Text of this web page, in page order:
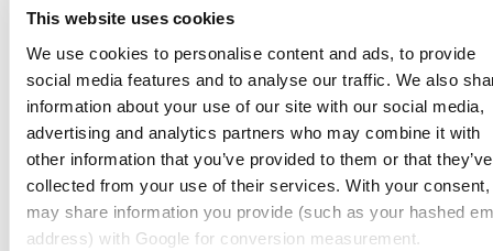
This website uses cookies
We use cookies to personalise content and ads, to provide
social media features and to analyse our traffic. We also
information about your use of our site with our social media,
advertising and analytics partners who may combine it with
other information that you’ve provided to them or that they’ve
collected from your use of their services. With your consent,
may share information you provide (such as your hashed
address) with Google for conversion measurement.
I den här filmen går Rasmus igenom våra populära vapenpaket på
Jaktia.